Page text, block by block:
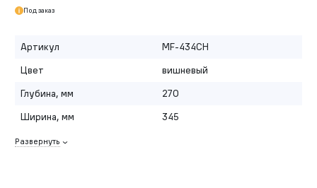
Под заказ
Артикул
MF-434CH
Цвет
вишневый
Глубина, мм
270
Ширина, мм
345
Развернуть